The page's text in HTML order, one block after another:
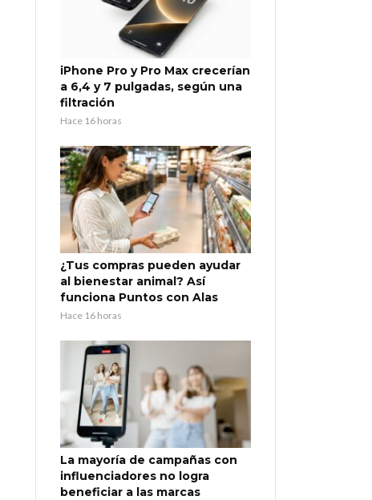
iPhone Pro y Pro Max crecerían
a 6,4 y 7 pulgadas, según una
filtración
Hace 16 horas
¿Tus compras pueden ayudar
al bienestar animal? Así
funciona Puntos con Alas
Hace 16 horas
La mayoría de campañas con
influenciadores no logra
beneficiar a las marcas